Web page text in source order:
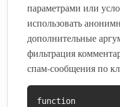
параметрами или
использовать
дополнительные
фильтрация
спам-сообщения по
function